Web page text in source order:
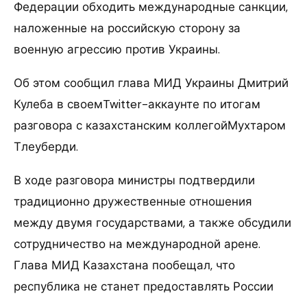
Федерации обходить международные санкции,
наложенные на российскую сторону за
военную агрессию против Украины.
Об этом сообщил глава МИД Украины Дмитрий
Кулеба в своемTwitter-аккаунте по итогам
разговора с казахстанским коллегойМухтаром
Тлеуберди.
В ходе разговора министры подтвердили
традиционно дружественные отношения
между двумя государствами, а также обсудили
сотрудничество на международной арене.
Глава МИД Казахстана пообещал, что
республика не станет предоставлять России